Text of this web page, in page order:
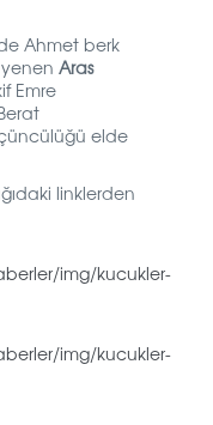
Ahmet berk
Aras
Emre
elde
linklerden
img/kucukler-
img/kucukler-